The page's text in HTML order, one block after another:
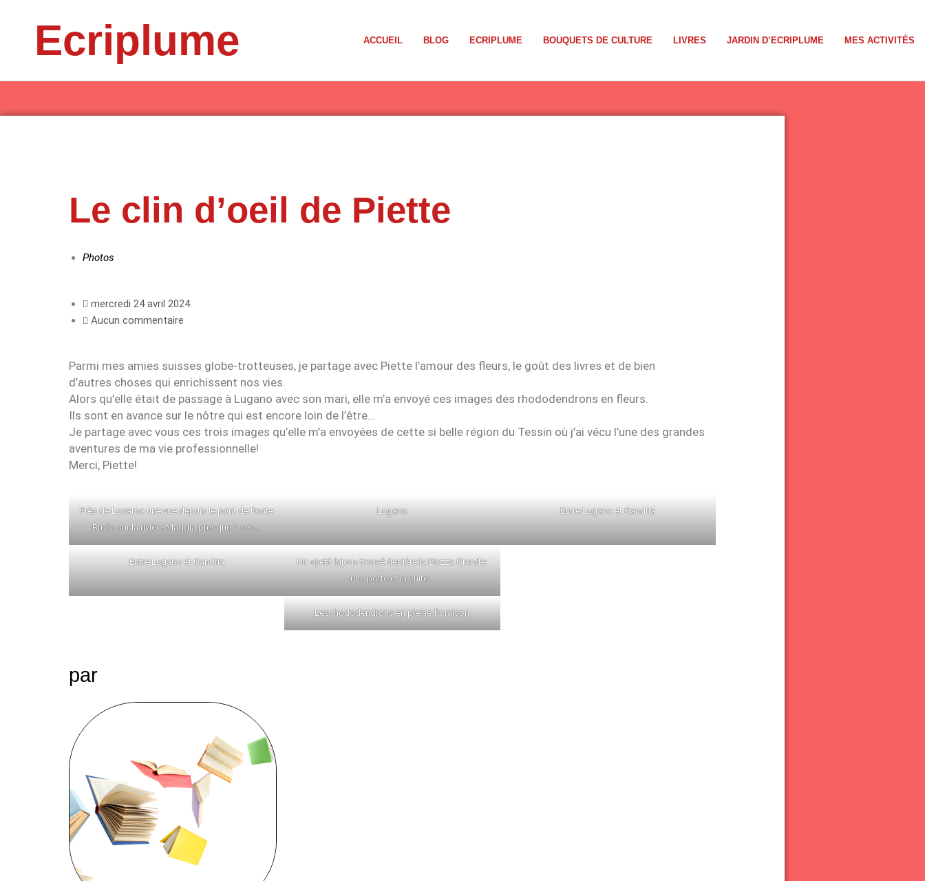
Ecriplume ACCUEIL BLOG ECRIPLUME BOUQUETS DE CULTURE LIVRES JARDIN D’ECRIPLUME MES ACTIVITÉS
Le clin d’oeil de Piette
Photos
mercredi 24 avril 2024
Aucun commentaire
Parmi mes amies suisses globe-trotteuses, je partage avec Piette l’amour des fleurs, le goût des livres et de bien
d’autres choses qui enrichissent nos vies.
Alors qu’elle était de passage à Lugano avec son mari, elle m’a envoyé ces images des rhododendrons en fleurs.
Ils sont en avance sur le nôtre qui est encore loin de l’être…
Je partage avec vous ces trois images qu’elle m’a envoyées de cette si belle région du Tessin où j’ai vécu l’une des grandes
aventures de ma vie professionnelle!
Merci, Piette!
Près de Locarno une vue depuis le pont de Ponte
Brolla sur la rivière Maggia presque à sec…
Lugano Entre Lugano et Gandria
Entre Lugano et Gandria
Un «petit bijou» trouvé derrière la Piazza Grande:
une porte et la suite…
Les rhododendrons en pleine floraison
par